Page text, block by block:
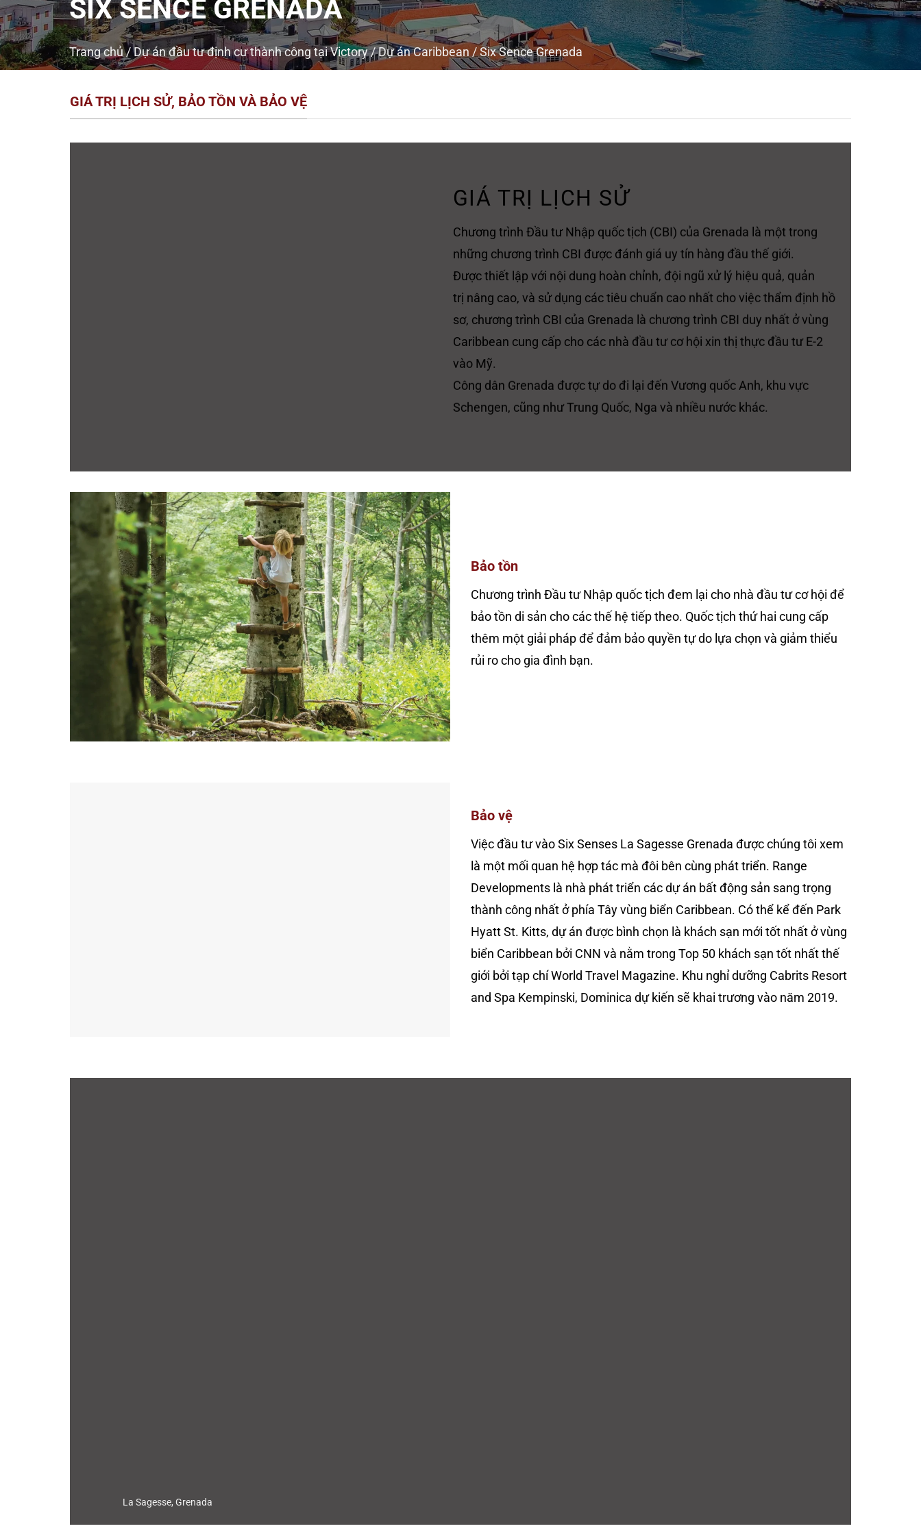
SIX SENCE GRENADA
Trang chủ /Dự án đầu tư định cư thành công tại Victory/Dự án Caribbean /Six Sence Grenada
GIÁ TRỊ LỊCH SỬ, BẢO TỒN VÀ BẢO VỆ
GIÁ TRỊ LỊCH SỬ
Chương trình Đầu tư Nhập quốc tịch (CBI) của Grenada là một trong
những chương trình CBI được đánh giá uy tín hàng đầu thế giới.
Được thiết lập với nội dung hoàn chỉnh, đội ngũ xử lý hiệu quả, quản
trị nâng cao, và sử dụng các tiêu chuẩn cao nhất cho việc thẩm định hồ
sơ, chương trình CBI của Grenada là chương trình CBI duy nhất ở vùng
Caribbean cung cấp cho các nhà đầu tư cơ hội xin thị thực đầu tư E-2
vào Mỹ.
Công dân Grenada được tự do đi lại đến Vương quốc Anh, khu vực
Schengen, cũng như Trung Quốc, Nga và nhiều nước khác.
Bảo tồn
Chương trình Đầu tư Nhập quốc tịch đem lại cho nhà đầu tư cơ hội để
bảo tồn di sản cho các thế hệ tiếp theo. Quốc tịch thứ hai cung cấp
thêm một giải pháp để đảm bảo quyền tự do lựa chọn và giảm thiểu
rủi ro cho gia đình bạn.
Bảo vệ
Việc đầu tư vào Six Senses La Sagesse Grenada được chúng tôi xem
là một mối quan hệ hợp tác mà đôi bên cùng phát triển. Range
Developments là nhà phát triển các dự án bất động sản sang trọng
thành công nhất ở phía Tây vùng biển Caribbean. Có thể kể đến Park
Hyatt St. Kitts, dự án được bình chọn là khách sạn mới tốt nhất ở vùng
biển Caribbean bởi CNN và nằm trong Top 50 khách sạn tốt nhất thế
giới bởi tạp chí World Travel Magazine. Khu nghỉ dưỡng Cabrits Resort
and Spa Kempinski, Dominica dự kiến sẽ khai trương vào năm 2019.
La Sagesse, Grenada